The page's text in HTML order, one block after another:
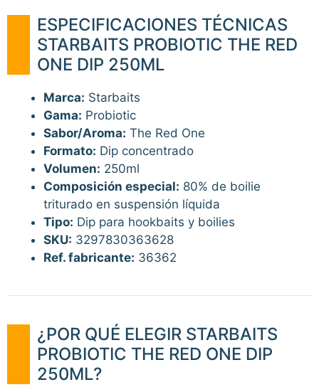
ESPECIFICACIONES TÉCNICAS
STARBAITS PROBIOTIC THE RED
ONE DIP 250ML
Marca: Starbaits
Gama: Probiotic
Sabor/Aroma: The Red One
Formato: Dip concentrado
Volumen: 250ml
Composición especial: 80% de boilie
triturado en suspensión líquida
Tipo: Dip para hookbaits y boilies
SKU: 3297830363628
Ref. fabricante: 36362
¿POR QUÉ ELEGIR STARBAITS
PROBIOTIC THE RED ONE DIP
250ML?